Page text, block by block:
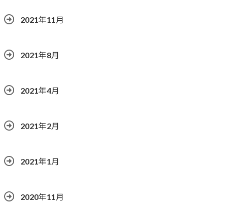
2021年11月
2021年8月
2021年4月
2021年2月
2021年1月
2020年11月